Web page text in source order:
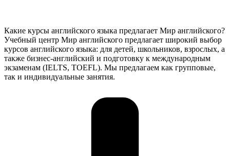
Какие курсы английского языка предлагает Мир английского?
Учебный центр Мир английского предлагает широкий выбор
курсов английского языка: для детей, школьников, взрослых, а
также бизнес-английский и подготовку к международным
экзаменам (IELTS, TOEFL). Мы предлагаем как групповые,
так и индивидуальные занятия.